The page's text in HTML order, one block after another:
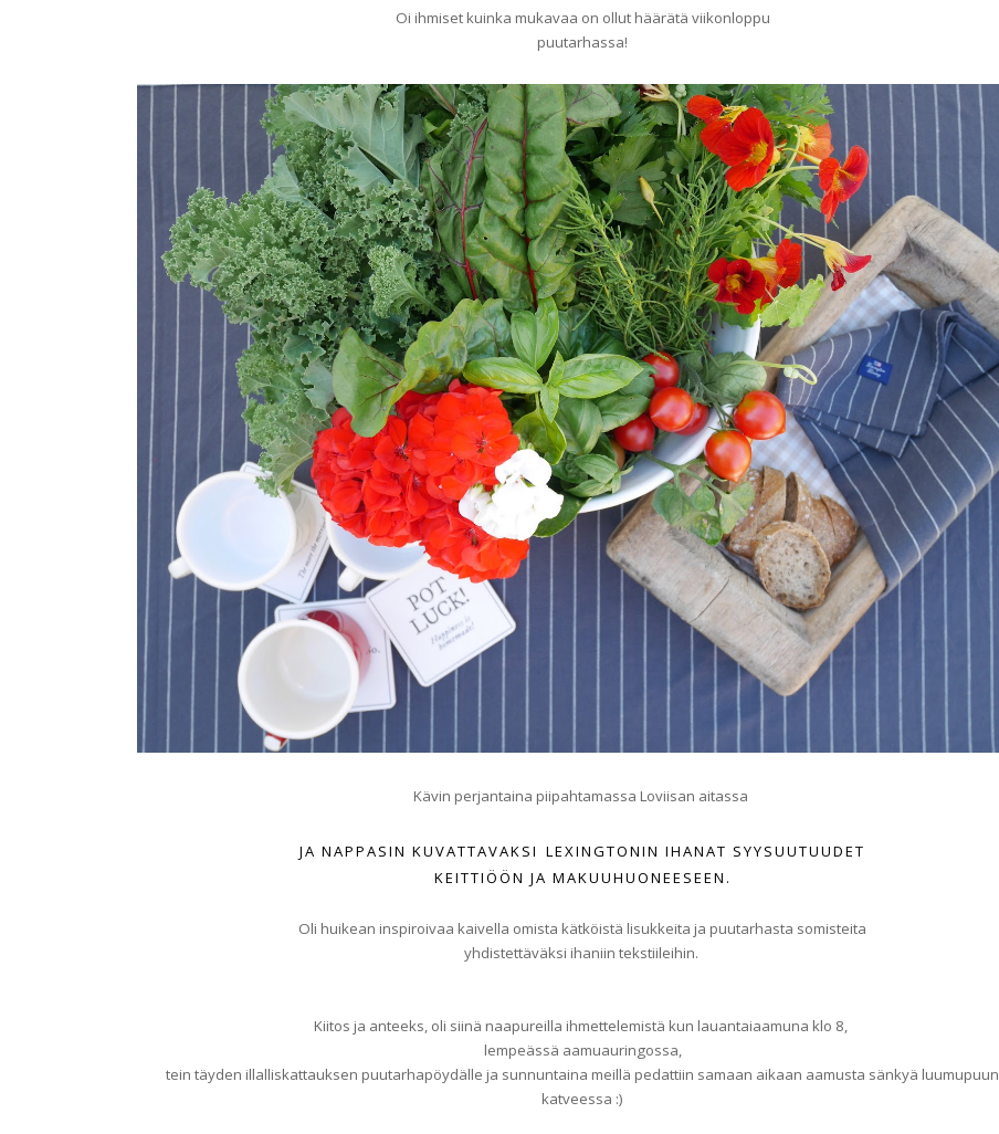
Oi ihmiset kuinka mukavaa on ollut häärätä viikonloppu
puutarhassa!
Kävin perjantaina piipahtamassa Loviisan aitassa
JA NAPPASIN KUVATTAVAKSI LEXINGTONIN IHANAT SYYSUUTUUDET
KEITTIÖÖN JA MAKUUHUONEESEEN.
Oli huikean inspiroivaa kaivella omista kätköistä lisukkeita ja puutarhasta somisteita
yhdistettäväksi ihaniin tekstiileihin.
Kiitos ja anteeks, oli siinä naapureilla ihmettelemistä kun lauantaiaamuna klo 8,
lempeässä aamuauringossa,
tein täyden illalliskattauksen puutarhapöydälle ja sunnuntaina meillä pedattiin samaan aikaan aamusta sänkyä luumupuun
katveessa :)